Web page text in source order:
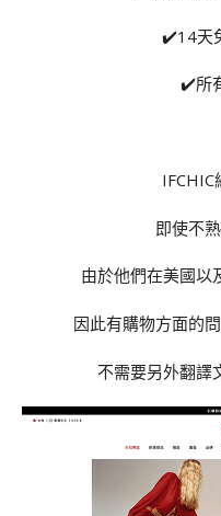
✔️14天
✔️所
即使不
由於他們在美國以
因此有購物方面的
不需要另外翻譯